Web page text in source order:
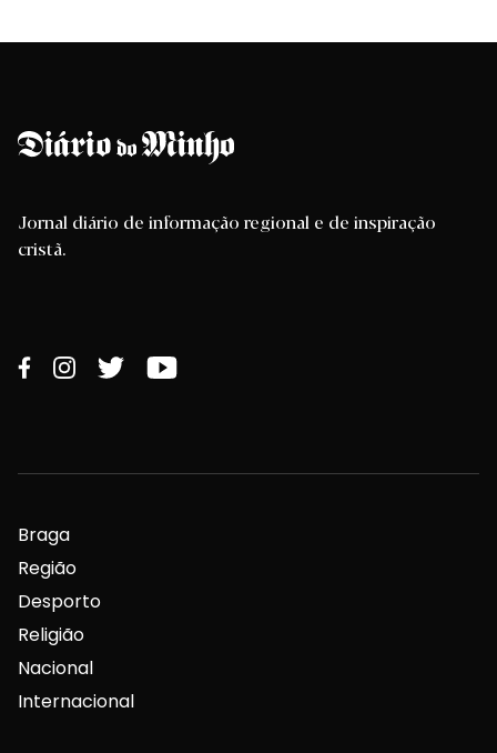
Jornal diário de informação regional e de inspiração
cristã.
Braga
Região
Desporto
Religião
Nacional
Internacional